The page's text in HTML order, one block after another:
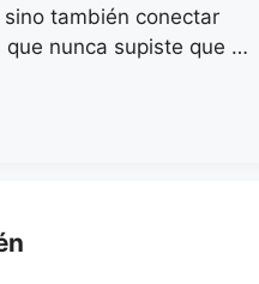
también conectar
que nunca supiste que …